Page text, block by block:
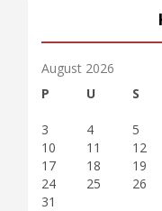
August 2026
P
U S
3
4 5
10
11 12
17
18 19
24
25 26
31